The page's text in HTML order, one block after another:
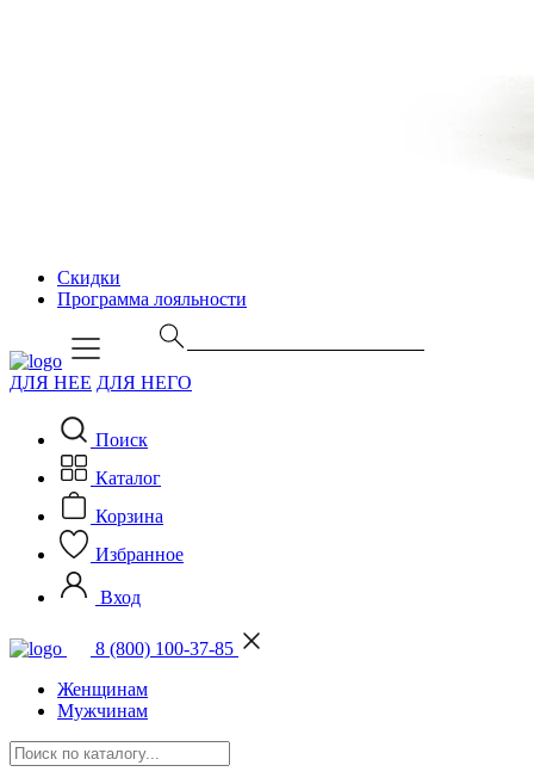
Скидки
Программа лояльности
ДЛЯ НЕЕ ДЛЯ НЕГО
Поиск
Каталог
Корзина
Избранное
Вход
8 (800) 100-37-85
Женщинам
Мужчинам